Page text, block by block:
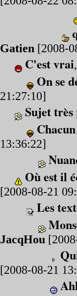
Gatien [2008-
C'est vrai
On se
21:27:10]
Sujet
13:36:22]
Où est il
[2008-08-21
Les
JacqHou
[2008-08-21